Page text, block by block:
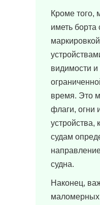
Кроме того,
иметь борта
видимости и
время. Это
флаги, огни
устройства,
судам
судна.
Наконец,
маломерных